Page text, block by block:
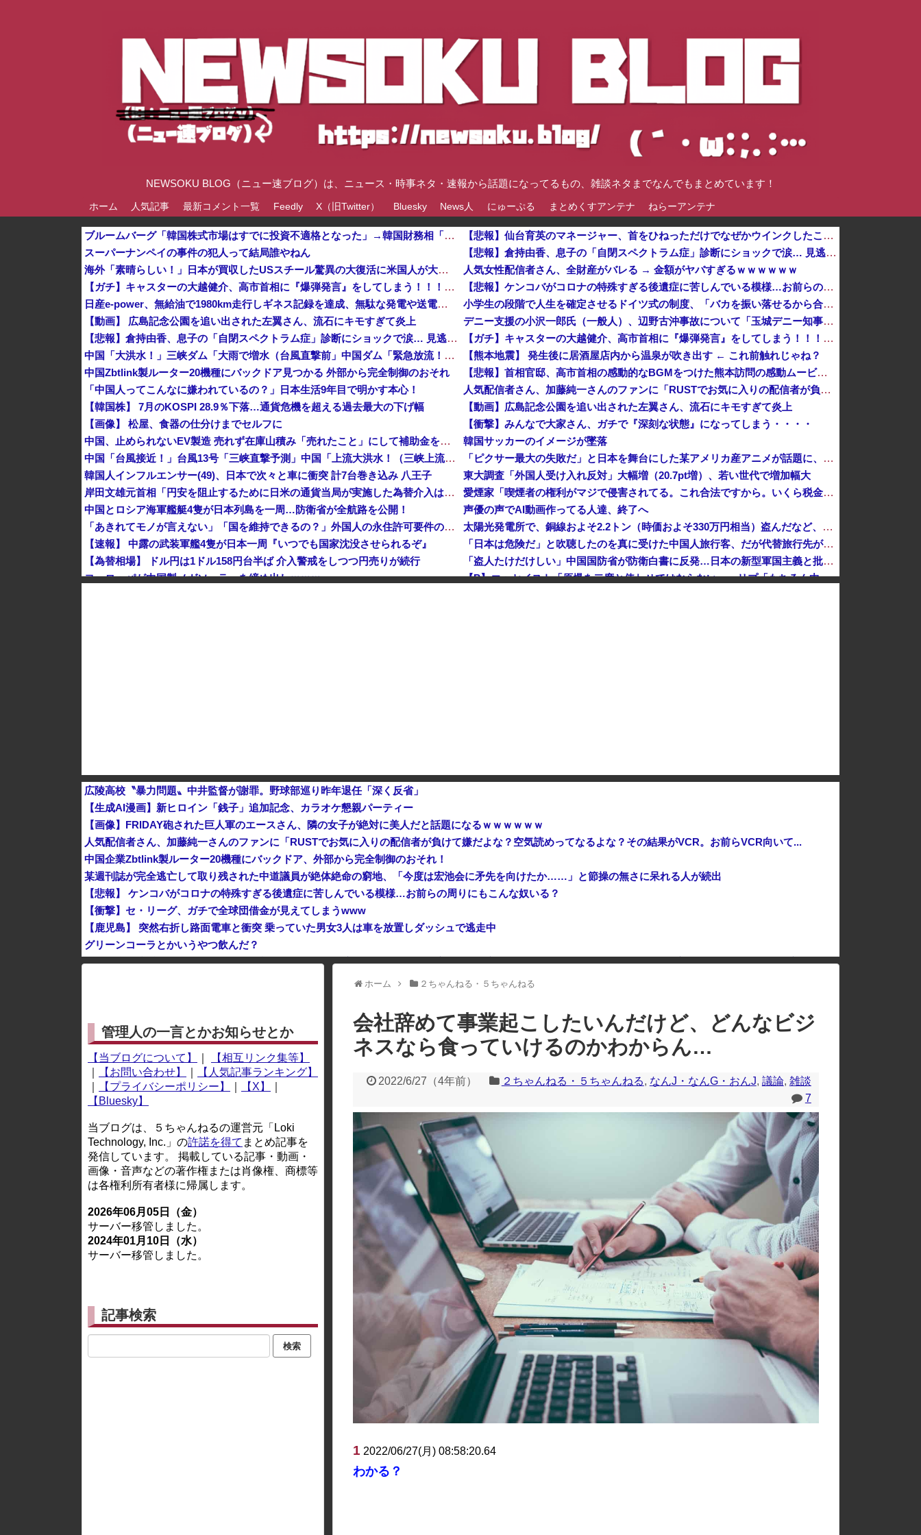
NEWSOKU BLOG（ニュー速ブログ）は、ニュース・時事ネタ・速報から話題になってるもの、雑談ネタまでなんでもまとめています！
ホーム 人気記事 最新コメント一覧 Feedly X（旧Twitter） Bluesky News人 にゅーぷる まとめくすアンテナ ねらーアンテナ
ブルームバーグ「韓国株式市場はすでに投資不適格となった」→韓国財務相「韓国経済は絶好調！ 韓国市場は安泰!!」……まあ、うん。国外からどう認識されているのかって問題だから……さ
スーパーナンペイの事件の犯人って結局誰やねん
海外「素晴らしい！」日本が買収したUSスチール驚異の大復活に米国人が大喜び他
【ガチ】キャスターの大越健介、高市首相に『爆弾発言』をしてしまう！！！！！
日産e-power、無給油で1980km走行しギネス記録を達成、無駄な発電や送電ロスなくEVよりエコを証明
【動画】 広島記念公園を追い出された左翼さん、流石にキモすぎて炎上
【悲報】倉持由香、息子の「自閉スペクトラム症」診断にショックで涙… 見逃していた乳幼児期のサインとは？
中国「大洪水！」三峡ダム「大雨で増水（台風直撃前」中国ダム「緊急放流！」中国鉄道「列車が走行中に流される」中国避難所「支援物資は有料です」謎の勢力「え」→
中国Zbtlink製ルーター20機種にバックドア見つかる 外部から完全制御のおそれ
「中国人ってこんなに嫌われているの？」日本生活9年目で明かす本心！
【韓国株】 7月のKOSPI 28.9％下落…通貨危機を超える過去最大の下げ幅
【画像】 松屋、食器の仕分けまでセルフに
中国、止められないEV製造 売れず在庫山積み「売れたこと」にして補助金を騙し取る事案を思いつきが横行
中国「台風接近！」台風13号「三峡直撃予測」中国「上流大洪水！（三峡上流」中国都市「8/5の映像（動画」三峡ダム「緊急放流（決壊危機」中国「下流大水害（震え声」→
韓国人インフルエンサー(49)、日本で次々と車に衝突 計7台巻き込み 八王子
岸田文雄元首相「円安を阻止するために日米の通貨当局が実施した為替介入は一時しのぎに過ぎない」
中国とロシア海軍艦艇4隻が日本列島を一周…防衛省が全航路を公開！
「あきれてモノが言えない」「国を維持できるの？」外国人の永住許可要件の厳格化で在日中国人の本音は？
【速報】 中露の武装軍艦4隻が日本一周『いつでも国家沈没させられるぞ』
【為替相場】 ドル円は1ドル158円台半ば 介入警戒をしつつ円売りが続行
ヨーロッパが中国製メガソーラーを締め出しｗｗｗ
【悲報】仙台育英のマネージャー、首をひねっただけでなぜかウインクしたことにされてしまう
【悲報】倉持由香、息子の「自閉スペクトラム症」診断にショックで涙… 見逃していた乳幼児期のサインとは？
人気女性配信者さん、全財産がバレる → 金額がヤバすぎるｗｗｗｗｗｗ
【悲報】ケンコバがコロナの特殊すぎる後遺症に苦しんでいる模様…お前らの周りにもこんな奴いる？
小学生の段階で人生を確定させるドイツ式の制度、「バカを振い落せるから合理的だ」と自惚れていた結果……他
デニー支援の小沢一郎氏（一般人）、辺野古沖事故について「玉城デニー知事の責任ではないが、不幸な出来事を悪宣伝に利用する人がいる」
【ガチ】キャスターの大越健介、高市首相に『爆弾発言』をしてしまう！！！！！
【熊本地震】 発生後に居酒屋店内から温泉が吹き出す ← これ前触れじゃね？
【悲報】首相官邸、高市首相の感動的なBGMをつけた熊本訪問の感動ムービーを投稿
人気配信者さん、加藤純一さんのファンに「RUSTでお気に入りの配信者が負けて嫌だよな？空気読めってなるよな？その結果がVCR。お前らVCR向いて...
【動画】広島記念公園を追い出された左翼さん、流石にキモすぎて炎上
【衝撃】みんなで大家さん、ガチで『深刻な状態』になってしまう・・・・
韓国サッカーのイメージが墜落
「ピクサー最大の失敗だ」と日本を舞台にした某アメリカ産アニメが話題に、日本と韓国の両方に失礼すぎるわ……
東大調査「外国人受け入れ反対」大幅増（20.7pt増）、若い世代で増加幅大
愛煙家「喫煙者の権利がマジで侵害されてる。これ合法ですから。いくら税金を我々が払ってるんだと。副流煙もクソもあるのかな」
声優の声でAI動画作ってる人達、終了へ
太陽光発電所で、銅線およそ2.2トン（時価およそ330万円相当）盗んだなど、ベトナム国籍（無職）２人逮捕、盗まれた銅線の半分はすでに売却 富山で...
「日本は危険だ」と吹聴したのを真に受けた中国人旅行客、だが代替旅行先が日本ほど安全ではなかった結果……
「盗人たけだけしい」中国国防省が防衛白書に反発…日本の新型軍国主義と批判！
【P】エッセイスト「原爆を二度と使わせてはならない」→リプ「もちろん中国の核も非難する？」→即ブロック
広陵高校〝暴力問題〟中井監督が謝罪。野球部巡り昨年退任「深く反省」
【生成AI漫画】新ヒロイン「銭子」追加記念、カラオケ懇親パーティー
【画像】FRIDAY砲された巨人軍のエースさん、隣の女子が絶対に美人だと話題になるｗｗｗｗｗｗ
人気配信者さん、加藤純一さんのファンに「RUSTでお気に入りの配信者が負けて嫌だよな？空気読めってなるよな？その結果がVCR。お前らVCR向いて...
中国企業Zbtlink製ルーター20機種にバックドア、外部から完全制御のおそれ！
某週刊誌が完全逃亡して取り残された中道議員が絶体絶命の窮地、「今度は宏池会に矛先を向けたか……」と節操の無さに呆れる人が続出
【悲報】 ケンコバがコロナの特殊すぎる後遺症に苦しんでいる模様…お前らの周りにもこんな奴いる？
【衝撃】セ・リーグ、ガチで全球団借金が見えてしまうwww
【鹿児島】 突然右折し路面電車と衝突 乗っていた男女3人は車を放置しダッシュで逃走中
グリーンコーラとかいうやつ飲んだ？
中国「台風接近！」台風13号「三峡直撃予測」中国「上流大洪水！（三峡上流」中国都市「8/5の映像（動画」三峡ダム「緊急放流（決壊危機」中国「下流大水害（震え声」→
※アドブロック等の広告非表示プラグインやアドオンを利用している場合、一部のコンテンツが表示されなくなったり、サイト全体のレイアウトが崩れたりする場合があります。
ホーム ２ちゃんねる・５ちゃんねる
会社辞めて事業起こしたいんだけど、どんなビジ
ネスなら食っていけるのかわからん…
2022/6/27 （4年前） ２ちゃんねる・５ちゃんねる, なんJ・なんG・おんJ, 議論, 雑談
7
1 2022/06/27(月) 08:58:20.64
わかる？
管理人の一言とかお知らせとか
【当ブログについて】
【相互リンク集等】
【お問い合わせ】
【人気記事ランキング】
【プライバシーポリシー】 【X】
【Bluesky】
当ブログは、５ちゃんねるの運営元「Loki
Technology, Inc.」の許諾を得て まとめ記事を
発信しています。 掲載している記事・動画・
画像・音声などの著作権または肖像権、商標等
は各権利所有者様に帰属します。
2026年06月05日（金）
サーバー移管しました。
2024年01月10日（水）
サーバー移管しました。
記事検索